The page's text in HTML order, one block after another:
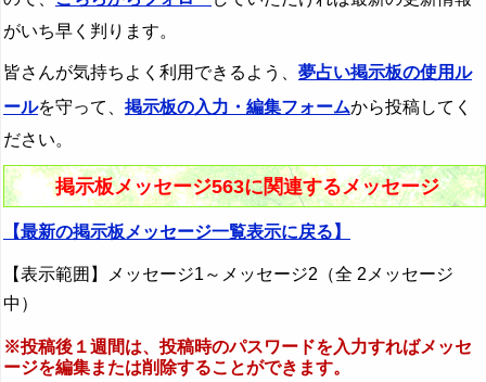
がいち早く判ります。
皆さんが気持ちよく利用できるよう、 夢占い掲示板の使用ル
ールを守って、 掲示板の入力・編集フォームから投稿してく
ださい。
掲示板メッセージ563に関連するメッセージ
【最新の掲示板メッセージ一覧表示に戻る】
【表示範囲】メッセージ1～メッセージ2（全 2メッセージ
中）
※投稿後１週間は、投稿時のパスワードを入力すればメッセ
ージを編集または削除することができます。